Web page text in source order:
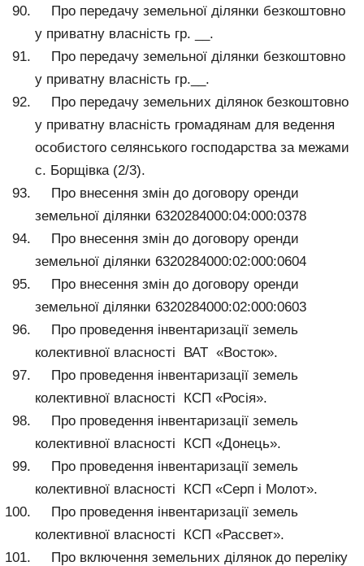
Про передачу земельної ділянки безкоштовно
у приватну власність гр. __.
Про передачу земельної ділянки безкоштовно
у приватну власність гр.__.
Про передачу земельних ділянок безкоштовно
у приватну власність громадянам для ведення
особистого селянського господарства за межами
с. Борщівка (2/3).
Про внесення змін до договору оренди
земельної ділянки 6320284000:04:000:0378
Про внесення змін до договору оренди
земельної ділянки 6320284000:02:000:0604
Про внесення змін до договору оренди
земельної ділянки 6320284000:02:000:0603
Про проведення інвентаризації земель
колективної власності ВАТ «Восток».
Про проведення інвентаризації земель
колективної власності КСП «Росія».
Про проведення інвентаризації земель
колективної власності КСП «Донець».
Про проведення інвентаризації земель
колективної власності КСП «Серп і Молот».
Про проведення інвентаризації земель
колективної власності КСП «Рассвет».
Про включення земельних ділянок до переліку